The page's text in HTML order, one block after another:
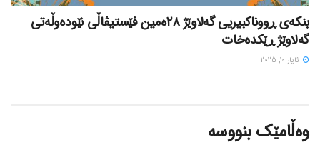
بنکەی ڕووناکبیریی گەلاوێژ ٢٨ەمین فێستیڤاڵی نێودەوڵەتی
گەلاوێژ ڕێکدەخات
ئایار 10, 2025
وەڵامێک بنووسە